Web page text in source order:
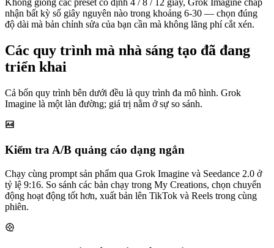
Không giống các preset cố định 4 / 8 / 12 giây, Grok Imagine chấp
nhận bất kỳ số giây nguyên nào trong khoảng 6-30 — chọn đúng
độ dài mà bản chỉnh sửa của bạn cần mà không lãng phí cắt xén.
Các quy trình mà nhà sáng tạo đã đang
triển khai
Cả bốn quy trình bên dưới đều là quy trình đa mô hình. Grok
Imagine là một làn đường; giá trị nằm ở sự so sánh.
Kiểm tra A/B quảng cáo dạng ngắn
Chạy cùng prompt sản phẩm qua Grok Imagine và Seedance 2.0 ở
tỷ lệ 9:16. So sánh các bản chạy trong My Creations, chọn chuyển
động hoạt động tốt hơn, xuất bản lên TikTok và Reels trong cùng
phiên.